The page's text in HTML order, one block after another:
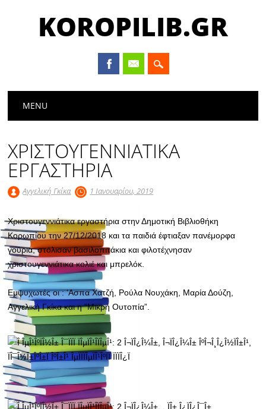
KOROPILIB.GR
Main menu
MENU
ΧΡΙΣΤΟΥΓΕΝΝΙΑΤΙΚΑ
ΕΡΓΑΣΤΗΡΙΑ
Αγγελική Γκίκα 1 Ιανουαρίου, 2019
Χριστουγεννιάτικα εργαστήρια στην Δημοτική Βιβλιοθήκη
Κορωπίου την 27/12/2018 και τα παιδιά έφτιαξαν πανέμορφα
γούρια, στόλισαν βασιλοπιτάκια και φιλοτέχνησαν
χριστουγεννιάτικα κολιέ και μπρελόκ.
Εμψυχωτές οι : ‘Ασπα Χατζή, Ρούλα Νουχάκη, Μαρία Δούζη,
Αγγελική Γκίκα και η “Μικρή Ουτοπία”.